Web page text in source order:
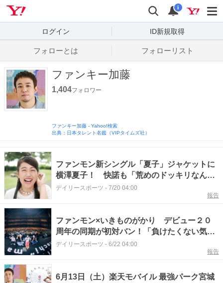
検索
通知
i
ログイン ID新規取得
フォローとは フォローリスト
ファンキー加藤
1,404フォロワー
ファンキー加藤 - Yahoo!検索
出典：日本タレント名鑑（VIPタイムズ社）
ファンモン新シングル「夏子」ジャケットに
横澤夏子！ 快諾も「荒めのドッキリなんじ
ゃないかと」
デイリースポーツ - 7/20 04:00
報告
ファンモン×いきものがかり デビュー２０
周年の同期が初対バン！「負けたくない気持
ちが原動力」
デイリースポーツ - 6/22 04:00
報告
6月13日（土）楽天モバイル 最強パーク宮城